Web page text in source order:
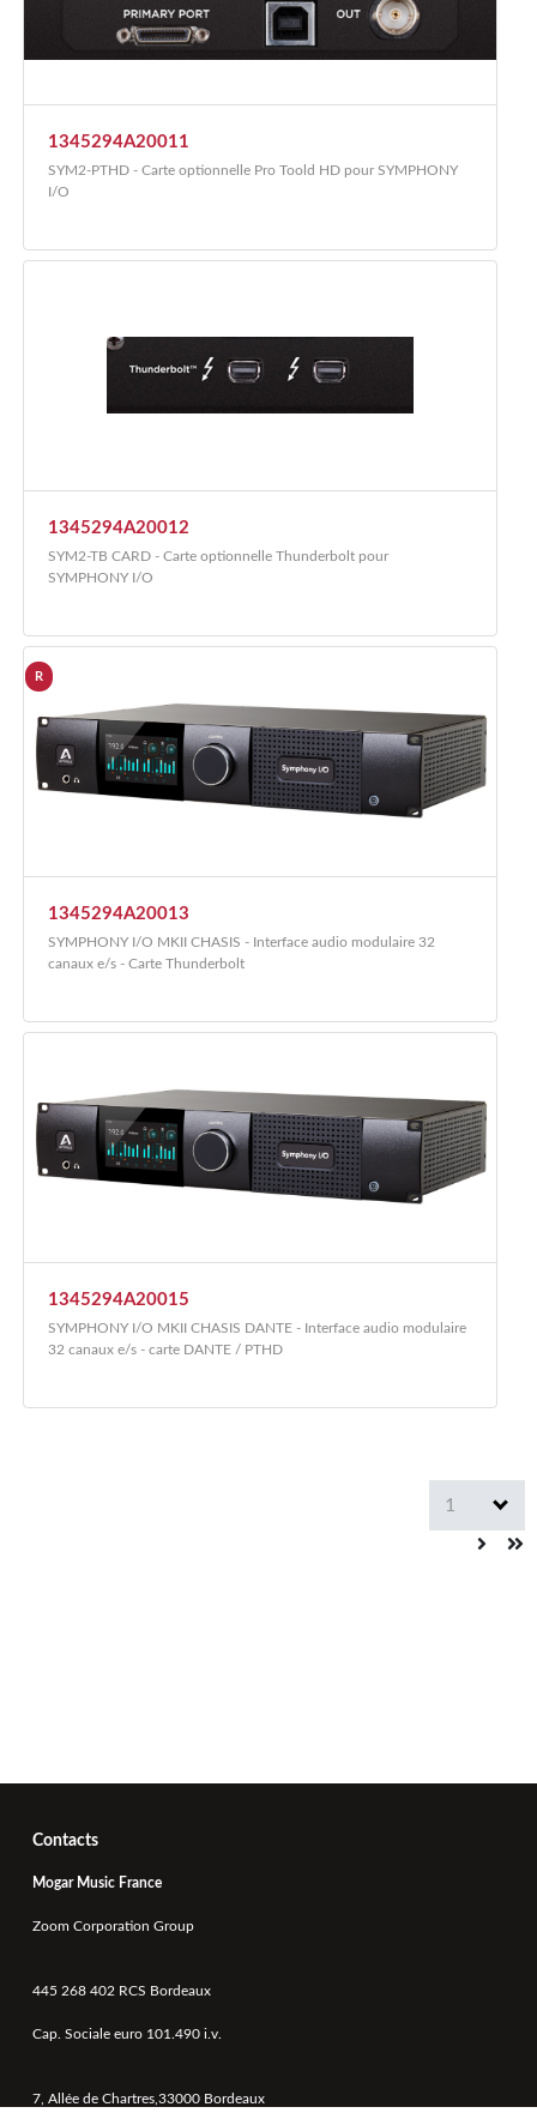
1345294A20011
SYM2-PTHD - Carte optionnelle Pro Toold HD pour SYMPHONY
I/O
1345294A20012
SYM2-TB CARD - Carte optionnelle Thunderbolt pour
SYMPHONY I/O
R
1345294A20013
SYMPHONY I/O MKII CHASIS - Interface audio modulaire 32
canaux e/s - Carte Thunderbolt
1345294A20015
SYMPHONY I/O MKII CHASIS DANTE - Interface audio modulaire
32 canaux e/s - carte DANTE / PTHD
Contacts
Mogar Music France
Zoom Corporation Group
445 268 402 RCS Bordeaux
Cap. Sociale euro 101.490 i.v.
7, Allée de Chartres,33000 Bordeaux